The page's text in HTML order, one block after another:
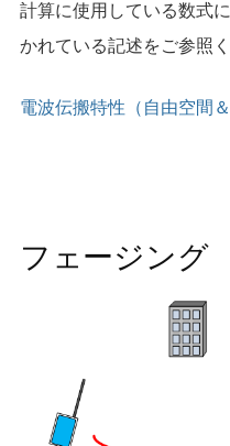
計算に使用している数式
かれている記述をご参照く
電波伝搬特性（自由空間
フェージング